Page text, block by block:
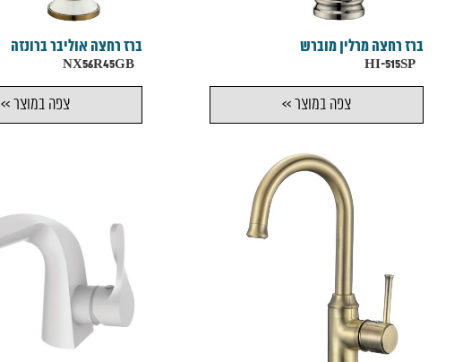
ברז רחצה מרלין מוברש
HI-515SP
צפה במוצר >>
ברז רחצה אוליבר ברונזה
NX56R45GB
צפה במוצר >>